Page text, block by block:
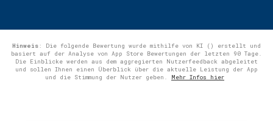
Hinweis: Die folgende Bewertung wurde mithilfe von KI () erstellt und
basiert auf der Analyse von App Store Bewertungen der letzten 90 Tage.
Die Einblicke werden aus dem aggregierten Nutzerfeedback abgeleitet
und sollen Ihnen einen Überblick über die aktuelle Leistung der App
und die Stimmung der Nutzer geben. Mehr Infos hier